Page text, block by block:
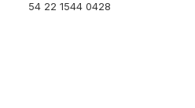
54 22 1544 0428